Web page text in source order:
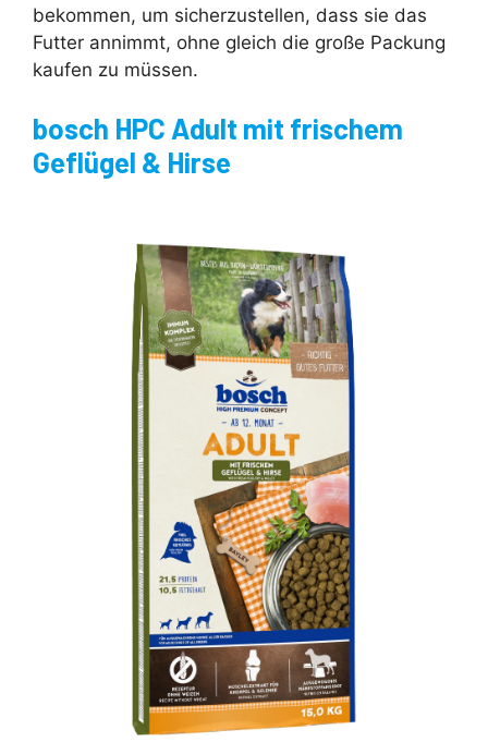
bekommen, um sicherzustellen, dass sie das
Futter annimmt, ohne gleich die große Packung
kaufen zu müssen.
bosch HPC Adult mit frischem
Geflügel & Hirse